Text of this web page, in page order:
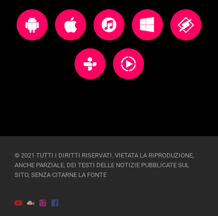
© 2021 TUTTI I DIRITTI RISERVATI. VIETATA LA RIPRODUZIONE,
ANCHE PARZIALE, DEI TESTI DELLE NOTIZIE PUBBLICATE SUL
SITO, SENZA CITARNE LA FONTE